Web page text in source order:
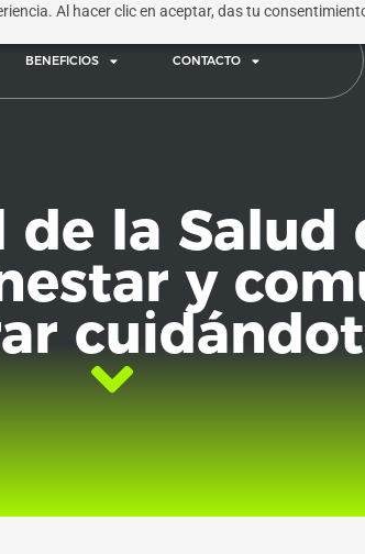
Al hacer clic en aceptar, das tu
BENEFICIOS CONTACTO
la Salud
y